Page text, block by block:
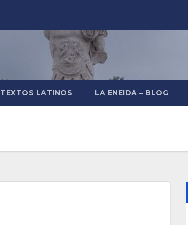
TEXTOS LATINOS LA ENEIDA – BLOG